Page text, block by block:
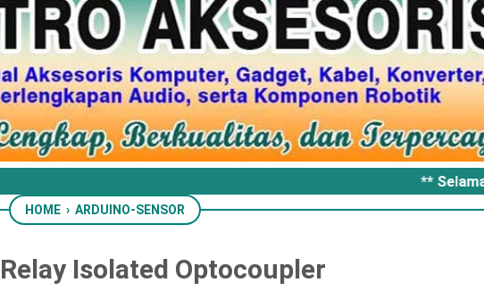
**
HOME › ARDUINO-SENSOR
Relay Isolated Optocoupler